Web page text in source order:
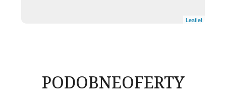
Leaflet
PODOBNEOFERTY